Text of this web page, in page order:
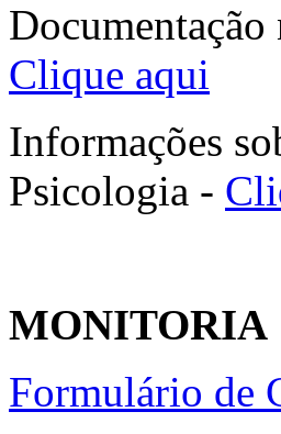
Documentação
Clique aqui
Informações
Psicologia -
MONITORIA
Formulário de